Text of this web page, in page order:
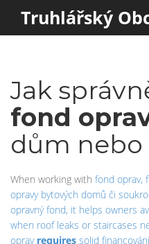
Truhlářský
Jak
fond
dům nebo
When working with fond oprav,
opravy bytových domů či
opravný fond, it helps owners
when roof leaks or staircases
oprav requires solid